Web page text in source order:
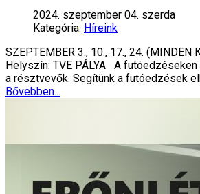
2024. szeptember 04. szerda
Kategória: Híreink
SZEPTEMBER 3., 10., 17., 24.
Helyszín: TVE PÁLYA A
a résztvevők. Segítünk a futóedzések
Bővebben...